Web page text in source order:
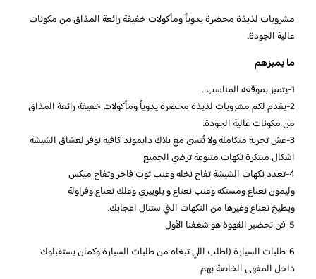
مشروبات لذيذة محضرة يدوياً ومأكولات خفيفة رائعة المذاق من مكونات
عالية الجودة.
ما يميزهم
1-يتميز بموقعه المناسب .
2-يقدم لكم مشروبات لذيذة محضرة يدوياً ومأكولات خفيفة رائعة المذاق
من مكونات عالية الجودة.
3-عش تجربة متكاملة ولا تُنسى مع بلاك دايموند كافيه نوفر لعشاق الشيشة
اشكال مبتكرة نكهات متنوعة ترضي الجميع
4-تعدد نكهات الشيشة تفاح نخله وعنب توت فاخر وتفاح ميكس
وليمون نعناع ومستكه وعنب نعناع و بلوبيري وعلك نعناع وفراولة
وبطيخ نعناع وغيرها من النكهات التي ستنال اعجابك.
5-فن تحضير القهوة هو شغفنا الأول
6-طلبات السيارة (اطلب اللي تبغاه من طلبات السيارة وكمان يستقبلوك
داخل المفهى الخاصة بهم